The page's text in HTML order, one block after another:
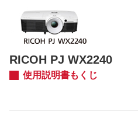
RICOH PJ WX2240
使用説明書もくじ